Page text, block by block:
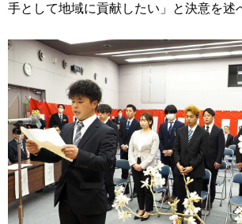
手として地域に貢献したい」と決意を述